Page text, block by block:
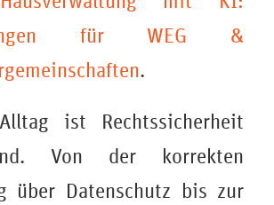
für WEG &
.
ist Rechtssicherheit
Von der korrekten
über Datenschutz bis zur